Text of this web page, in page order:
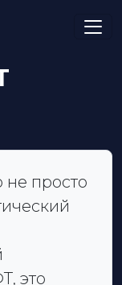
не просто
это